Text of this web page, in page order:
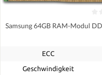
Samsung 64GB RAM-Modul
ECC
Geschwindigkeit